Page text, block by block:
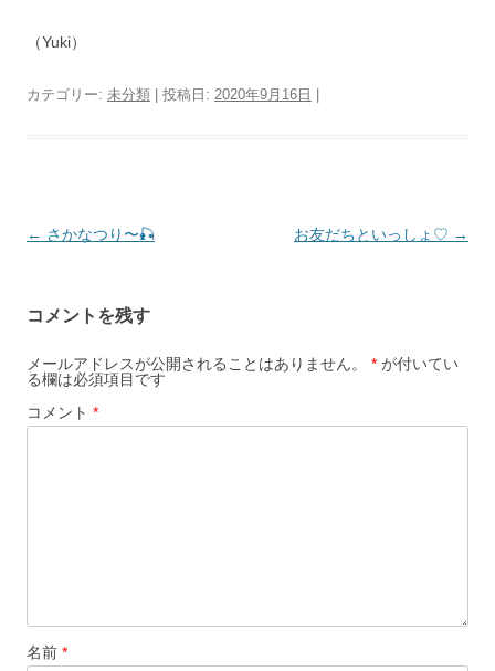
（Yuki）
カテゴリー: 未分類 | 投稿日: 2020年9月16日 |
投
ビ
ゲ
ー
シ
← さかなつり〜🎣 お友だちといっしょ♡ →
コメントを残す
メールアドレスが公開されることはありません。 * が付いてい
る欄は必須項目です
コメント *
名前 *